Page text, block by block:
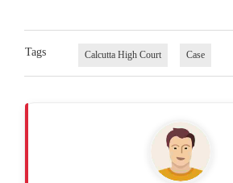
Tags Calcutta High Court Case